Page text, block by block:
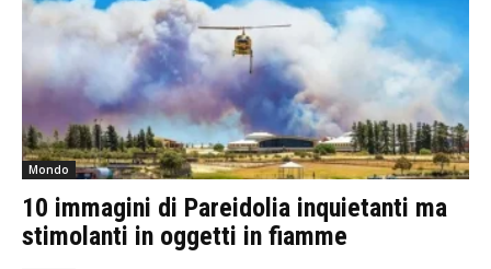
Mondo
10 immagini di Pareidolia inquietanti ma
stimolanti in oggetti in fiamme